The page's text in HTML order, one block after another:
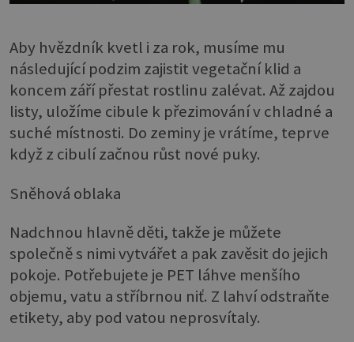
Aby hvězdník kvetl i za rok, musíme mu
následující podzim zajistit vegetační klid a
koncem září přestat rostlinu zalévat. Až zajdou
listy, uložíme cibule k přezimování v chladné a
suché místnosti. Do zeminy je vrátíme, teprve
když z cibulí začnou růst nové puky.
Sněhová oblaka
Nadchnou hlavně děti, takže je můžete
společně s nimi vytvářet a pak zavěsit do jejich
pokoje. Potřebujete je PET láhve menšího
objemu, vatu a stříbrnou niť. Z lahví odstraňte
etikety, aby pod vatou neprosvítaly.